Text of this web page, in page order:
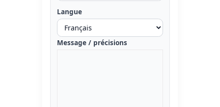
Langue
Message / précisions